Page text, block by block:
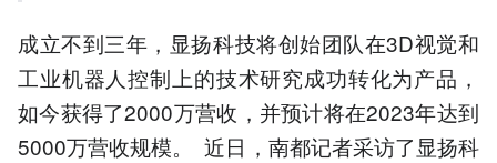
成立不到三年，显扬科技将创始团队在3D视觉和
工业机器人控制上的技术研究成功转化为产品，
如今获得了2000万营收，并预计将在2023年达到
5000万营收规模。 近日，南都记者采访了显扬科